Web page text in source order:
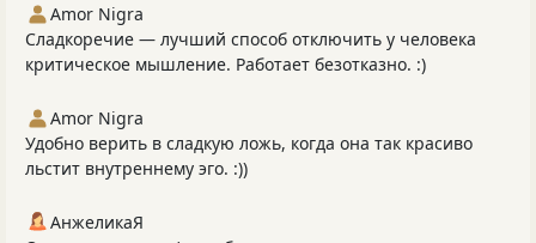
Amor Nigra
Сладкоречие — лучший способ отключить у человека
критическое мышление. Работает безотказно. :)
Amor Nigra
Удобно верить в сладкую ложь, когда она так красиво
льстит внутреннему эго. :))
АнжеликаЯ